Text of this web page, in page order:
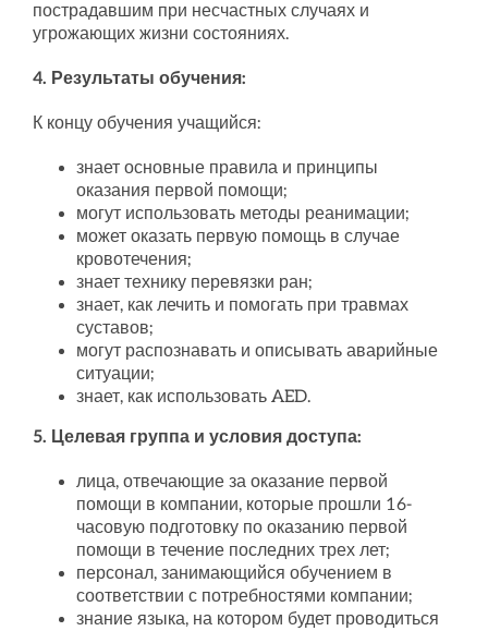
пострадавшим при несчастных случаях и
угрожающих жизни состояниях.
4. Результаты обучения:
К концу обучения учащийся:
знает основные правила и принципы
оказания первой помощи;
могут использовать методы реанимации;
может оказать первую помощь в случае
кровотечения;
знает технику перевязки ран;
знает, как лечить и помогать при травмах
суставов;
могут распознавать и описывать аварийные
ситуации;
знает, как использовать AED.
5. Целевая группа и условия доступа:
лица, отвечающие за оказание первой
помощи в компании, которые прошли 16-
часовую подготовку по оказанию первой
помощи в течение последних трех лет;
персонал, занимающийся обучением в
соответствии с потребностями компании;
знание языка, на котором будет проводиться